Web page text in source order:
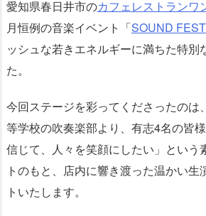
愛知県春日井市のカフェレストランワ
月恒例の音楽イベント「SOUND
ッシュな若きエネルギーに満ちた特別
た。
今回ステージを彩ってくださったのは
等学校の吹奏楽部より、有志4名の皆
信じて、人々を笑顔にしたい」という
トのもと、店内に響き渡った温かい生
トいたします。